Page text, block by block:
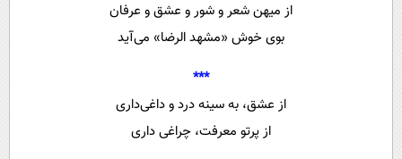
بین الملل
سیاست خارجی
از میهن شعر و شور و عشق و عرفان
بوی خوش «مشهد الرضا» می‌آید
***
از عشق، به سینه درد و داغی‌داری
از پرتو معرفت، چراغی داری